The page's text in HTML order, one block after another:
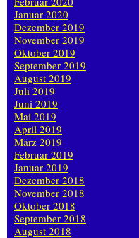
Januar 2020
Dezember 2019
November 2019
Oktober 2019
September 2019
August 2019
Juli 2019
Juni 2019
Mai 2019
April 2019
März 2019
Februar 2019
Januar 2019
Dezember 2018
November 2018
Oktober 2018
September 2018
August 2018